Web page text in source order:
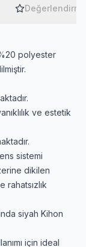
polyester
ve estetik
sistemi
dikilen
siyah Kihon
için ideal